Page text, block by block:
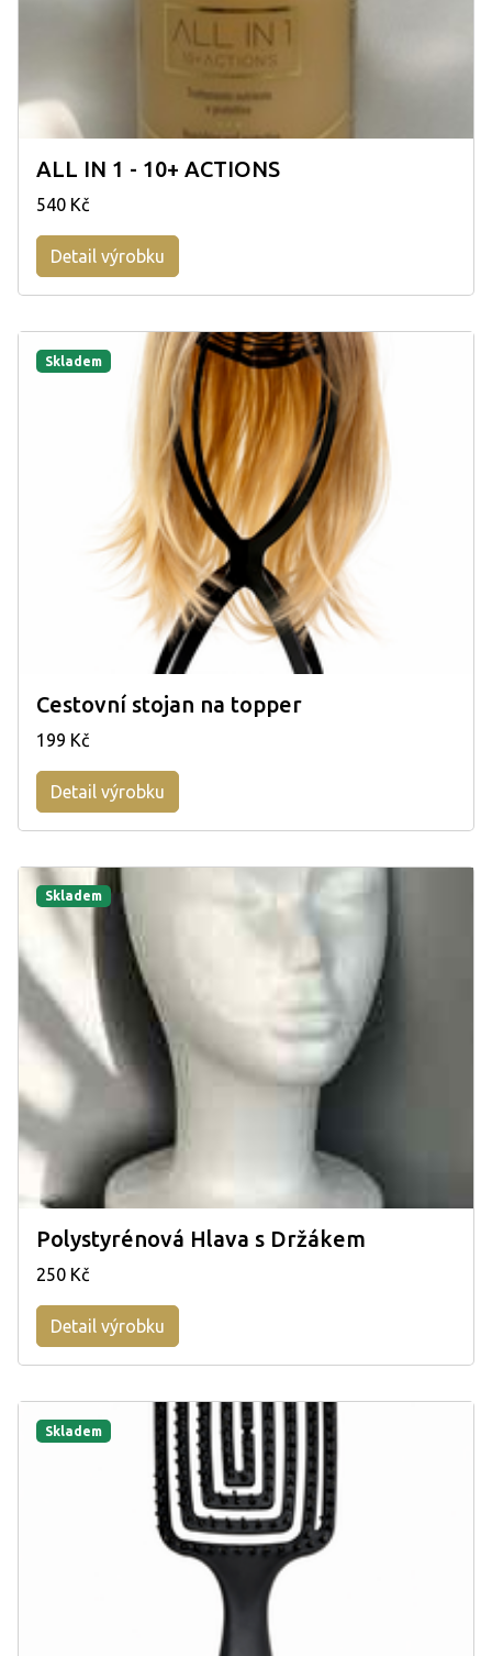
ALL IN 1 - 10+ ACTIONS
540 Kč
Detail výrobku
Skladem
Cestovní stojan na topper
199 Kč
Detail výrobku
Skladem
Polystyrénová Hlava s Držákem
250 Kč
Detail výrobku
Skladem